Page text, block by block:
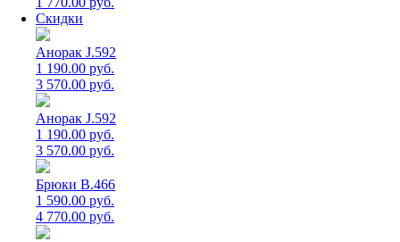
Скидки
Анорак J.592
1 190.00 руб.
3 570.00 руб.
Анорак J.592
1 190.00 руб.
3 570.00 руб.
Брюки B.466
1 590.00 руб.
4 770.00 руб.